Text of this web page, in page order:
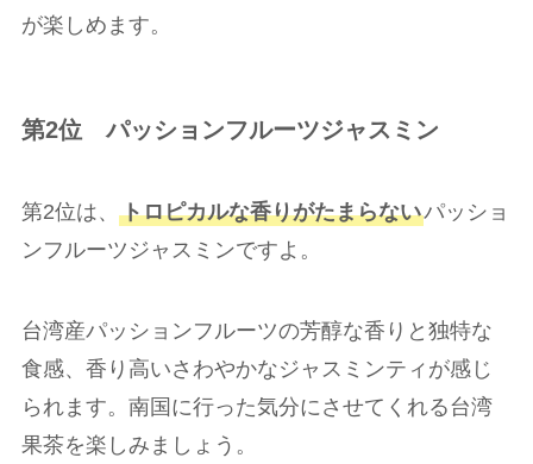
が楽しめます。
第2位 パッションフルーツジャスミン
第2位は、 トロピカルな香りがたまらないパッショ
ンフルーツジャスミンですよ。
台湾産パッションフルーツの芳醇な香りと独特な
食感、香り高いさわやかなジャスミンティが感じ
られます。南国に行った気分にさせてくれる台湾
果茶を楽しみましょう。